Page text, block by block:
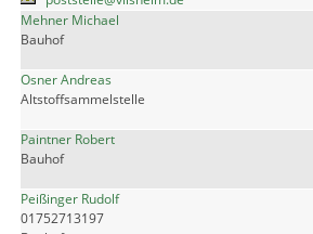
Mehner Michael
Bauhof
Osner Andreas
Altstoffsammelstelle
Paintner Robert
Bauhof
Peißinger Rudolf
01752713197